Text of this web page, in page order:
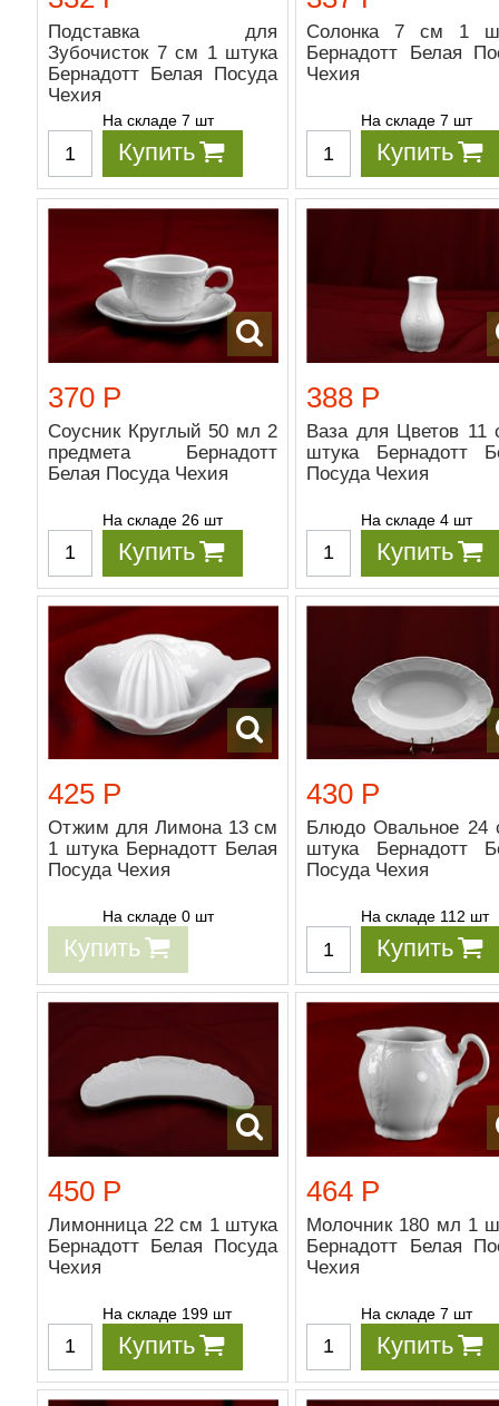
Подставка для
Зубочисток 7 см 1 штука
Бернадотт Белая Посуда
Чехия
На складе 7 шт
Купить
Солонка 7 см 1
Бернадотт Белая
Чехия
На складе 7 шт
Купить
370 Р
Соусник Круглый 50 мл 2
предмета Бернадотт
Белая Посуда Чехия
На складе 26 шт
Купить
388 Р
Ваза для Цветов 11
штука Бернадотт
Посуда Чехия
На складе 4 шт
Купить
425 Р
Отжим для Лимона 13 см
1 штука Бернадотт Белая
Посуда Чехия
На складе 0 шт
Купить
430 Р
Блюдо Овальное 24
штука Бернадотт
Посуда Чехия
На складе 112 шт
Купить
450 Р
Лимонница 22 см 1 штука
Бернадотт Белая Посуда
Чехия
На складе 199 шт
Купить
464 Р
Молочник 180 мл 1
Бернадотт Белая
Чехия
На складе 7 шт
Купить